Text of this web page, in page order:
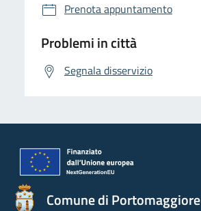
Prenota appuntamento
Problemi in città
Segnala disservizio
Comune di Portomaggiore